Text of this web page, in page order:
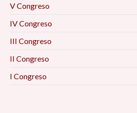
V Congreso
IV Congreso
III Congreso
II Congreso
I Congreso